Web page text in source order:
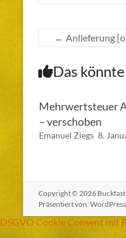
← Anlieferung
Das
Mehrwertsteuer
– verschoben
Emanuel Ziegs 8.
Copyright © 2026
Präsentiert von: WordPress
DSGVO Cookie Consent mit